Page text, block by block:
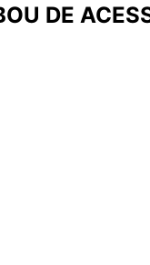
DE